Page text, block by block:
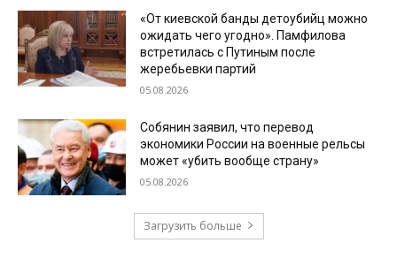
«От киевской банды детоубийц можно
ожидать чего угодно». Памфилова
встретилась с Путиным после
жеребьевки партий
05.08.2026
Собянин заявил, что перевод
экономики России на военные рельсы
может «убить вообще страну»
05.08.2026
Загрузить больше